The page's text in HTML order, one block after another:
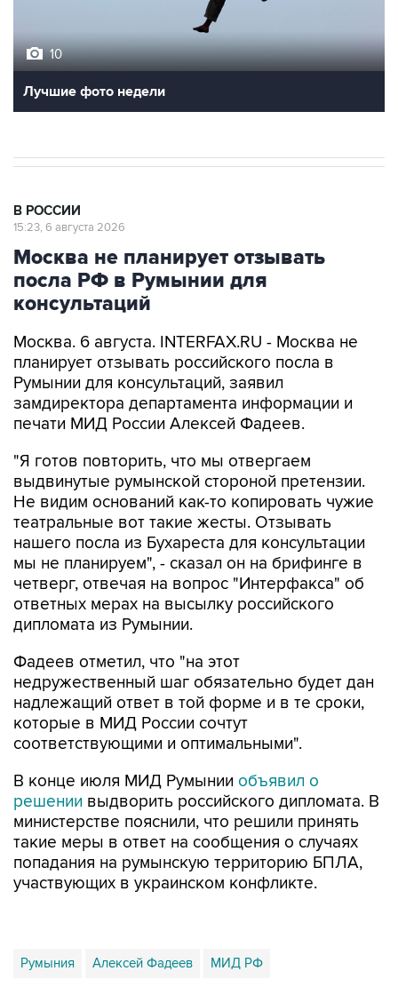
10
Лучшие фото недели
В РОССИИ
15:23, 6 августа 2026
Москва не планирует отзывать
посла РФ в Румынии для
консультаций
Москва. 6 августа. INTERFAX.RU - Москва не
планирует отзывать российского посла в
Румынии для консультаций, заявил
замдиректора департамента информации и
печати МИД России Алексей Фадеев.
"Я готов повторить, что мы отвергаем
выдвинутые румынской стороной претензии.
Не видим оснований как-то копировать чужие
театральные вот такие жесты. Отзывать
нашего посла из Бухареста для консультации
мы не планируем", - сказал он на брифинге в
четверг, отвечая на вопрос "Интерфакса" об
ответных мерах на высылку российского
дипломата из Румынии.
Фадеев отметил, что "на этот
недружественный шаг обязательно будет дан
надлежащий ответ в той форме и в те сроки,
которые в МИД России сочтут
соответствующими и оптимальными".
В конце июля МИД Румынии объявил о
решении выдворить российского дипломата. В
министерстве пояснили, что решили принять
такие меры в ответ на сообщения о случаях
попадания на румынскую территорию БПЛА,
участвующих в украинском конфликте.
Румыния Алексей Фадеев МИД РФ